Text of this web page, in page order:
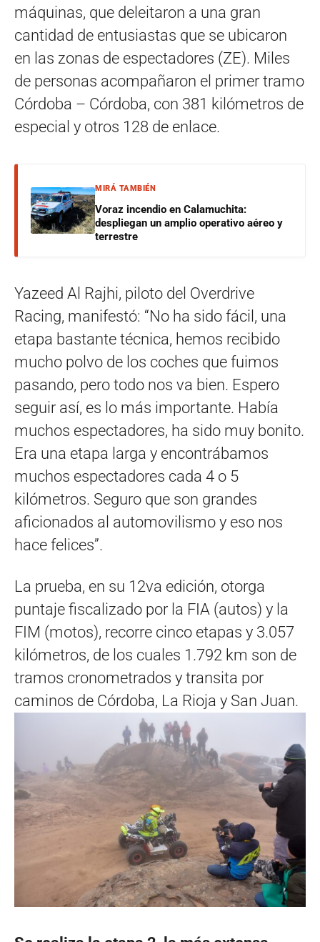
máquinas, que deleitaron a una gran
cantidad de entusiastas que se ubicaron
en las zonas de espectadores (ZE). Miles
de personas acompañaron el primer tramo
Córdoba – Córdoba, con 381 kilómetros de
especial y otros 128 de enlace.
MIRÁ TAMBIÉN
Voraz incendio en Calamuchita:
despliegan un amplio operativo aéreo y
terrestre
Yazeed Al Rajhi, piloto del Overdrive
Racing, manifestó: “No ha sido fácil, una
etapa bastante técnica, hemos recibido
mucho polvo de los coches que fuimos
pasando, pero todo nos va bien. Espero
seguir así, es lo más importante. Había
muchos espectadores, ha sido muy bonito.
Era una etapa larga y encontrábamos
muchos espectadores cada 4 o 5
kilómetros. Seguro que son grandes
aficionados al automovilismo y eso nos
hace felices”.
La prueba, en su 12va edición, otorga
puntaje fiscalizado por la FIA (autos) y la
FIM (motos), recorre cinco etapas y 3.057
kilómetros, de los cuales 1.792 km son de
tramos cronometrados y transita por
caminos de Córdoba, La Rioja y San Juan.